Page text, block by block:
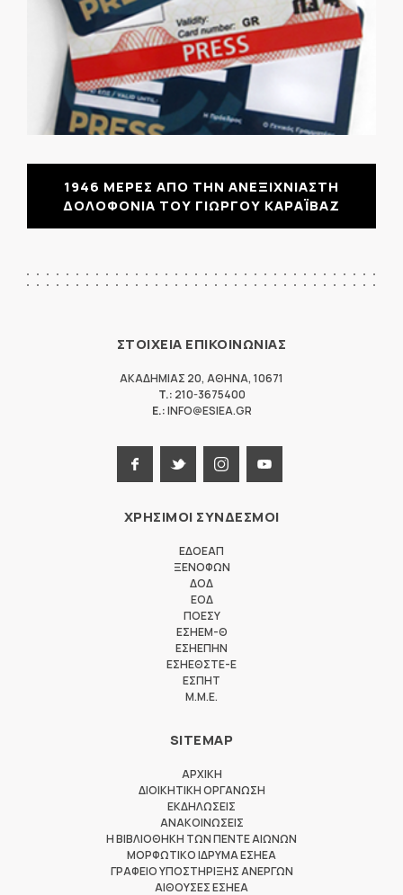
1946 ΜΕΡΕΣ ΑΠΟ ΤΗΝ ΑΝΕΞΙΧΝΙΑΣΤΗ
ΔΟΛΟΦΟΝΙΑ ΤΟΥ ΓΙΩΡΓΟΥ ΚΑΡΑΪΒΑΖ
ΣΤΟΙΧΕΙΑ ΕΠΙΚΟΙΝΩΝΙΑΣ
ΑΚΑΔΗΜΙΑΣ 20, ΑΘΗΝΑ, 10671
T.: 210-3675400
E.:INFO@ESIEA.GR
ΧΡΗΣΙΜΟΙ ΣΥΝΔΕΣΜΟΙ
ΕΔΟΕΑΠ
ΞΕΝΟΦΩΝ
ΔΟΔ
ΕΟΔ
ΠΟΕΣΥ
ΕΣΗΕΜ-Θ
ΕΣΗΕΠΗΝ
ΕΣΗΕΘΣΤΕ-Ε
ΕΣΠΗΤ
M.M.E.
SITEMAP
ΑΡΧΙΚΗ
ΔΙΟΙΚΗΤΙΚΗ ΟΡΓΑΝΩΣΗ
ΕΚΔΗΛΩΣΕΙΣ
ΑΝΑΚΟΙΝΩΣΕΙΣ
Η ΒΙΒΛΙΟΘΗΚΗ ΤΩΝ ΠΕΝΤΕ ΑΙΩΝΩΝ
ΜΟΡΦΩΤΙΚΟ ΙΔΡΥΜΑ ΕΣΗΕΑ
ΓΡΑΦΕΙΟ ΥΠΟΣΤΗΡΙΞΗΣ ΑΝΕΡΓΩΝ
ΑΙΘΟΥΣΕΣ ΕΣΗΕΑ